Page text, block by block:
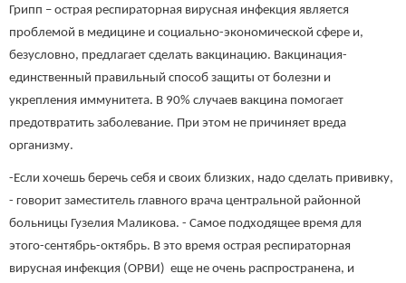
Грипп – острая респираторная вирусная инфекция является
проблемой в медицине и социально-экономической сфере и,
безусловно, предлагает сделать вакцинацию. Вакцинация-
единственный правильный способ защиты от болезни и
укрепления иммунитета. В 90% случаев вакцина помогает
предотвратить заболевание. При этом не причиняет вреда
организму.
-Если хочешь беречь себя и своих близких, надо сделать прививку,
- говорит заместитель главного врача центральной районной
больницы Гузелия Маликова. - Самое подходящее время для
этого-сентябрь-октябрь. В это время острая респираторная
вирусная инфекция (ОРВИ) еще не очень распространена, и